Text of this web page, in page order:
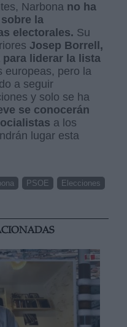
Narbona no ha
la
electorales. Su
Josep Borrell,
liderar la lista
europeas, pero la
a seguir
y solo se ha
se conocerán
a los
lugar esta
PSOE
Elecciones